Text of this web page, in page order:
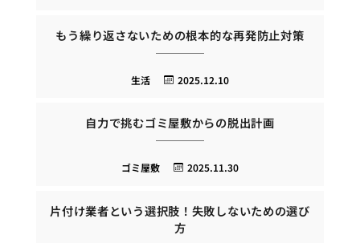
もう繰り返さないための根本的な再発防止対策
2025.12.10
生活
自力で挑むゴミ屋敷からの脱出計画
2025.11.30
ゴミ屋敷
片付け業者という選択肢！失敗しないための選び
方